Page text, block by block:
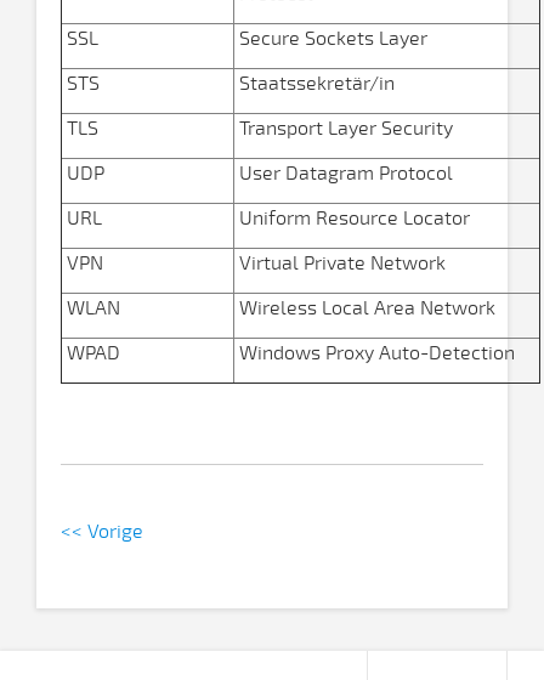
SSL
Secure Sockets Layer
STS
Staatssekretär/in
TLS
Transport Layer Security
UDP
User Datagram Protocol
URL
Uniform Resource Locator
VPN
Virtual Private Network
WLAN
Wireless Local Area Network
WPAD
Windows Proxy Auto-Detection
<< Vorige